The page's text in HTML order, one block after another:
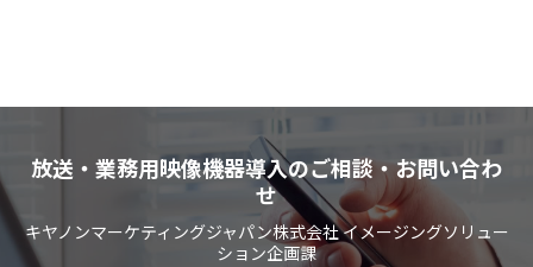
放送・業務用映像機器導入のご相談・お問い合わ
せ
キヤノンマーケティングジャパン株式会社 イメージングソリュー
ション企画課